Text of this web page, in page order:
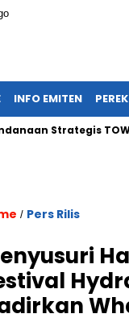
INFO EMITEN
Strategis
/ Pers Rilis